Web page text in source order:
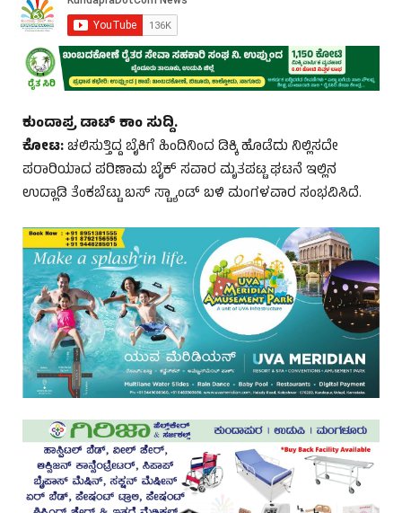
ಕುಂದಾಪ್ರ ಡಾಟ್ ಕಾಂ ಸುದ್ದಿ.
ಕೋಟ:ಚಲಿಸುತ್ತಿದ್ದ ಬೈಕಿಗೆ ಹಿಂದಿನಿಂದ ಡಿಕ್ಕಿ ಹೊಡೆದು ನಿಲ್ಲಿಸದೇ
ಪರಾರಿಯಾದ ಪರಿಣಾಮ ಬೈಕ್ ಸವಾರ ಮೃತಪಟ್ಟ ಘಟನೆ ಇಲ್ಲಿನ
ಉದ್ಲಾಡಿ ತೆಂಕಬೆಟ್ಟು ಬಸ್ ಸ್ಟ್ಯಾಂಡ್ ಬಳಿ ಮಂಗಳವಾರ ಸಂಭವಿಸಿದೆ.